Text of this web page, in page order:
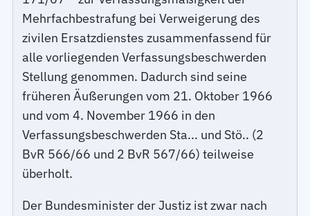
Mehrfachbestrafung bei Verweigerung des
zivilen Ersatzdienstes zusammenfassend für
alle vorliegenden Verfassungsbeschwerden
Stellung genommen. Dadurch sind seine
früheren Äußerungen vom 21. Oktober 1966
und vom 4. November 1966 in den
Verfassungsbeschwerden Sta... und Stö.. (2
BvR 566/66 und 2 BvR 567/66) teilweise
überholt.
Der Bundesminister der Justiz ist zwar nach